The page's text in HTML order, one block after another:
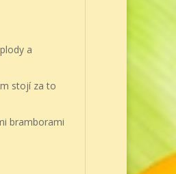
a
stojí za to
bramborami